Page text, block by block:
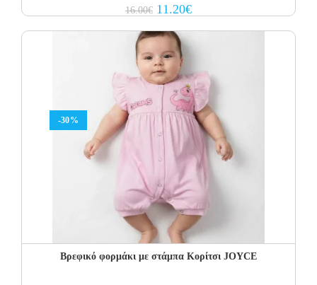
16.00€ Original
price
16.00€.
11.20€Current
price
-30%
Βρεφικό φορμάκι με στάμπα Κορίτσι JOYCE